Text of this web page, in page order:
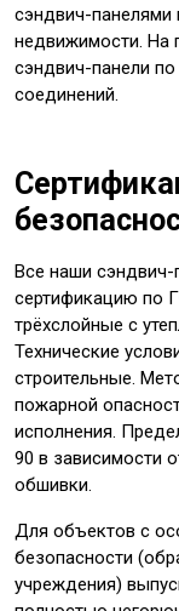
сэндвич-панелями
недвижимости. На
сэндвич-панели
соединений.
Все наши сэндвич-
сертификацию по
трёхслойные с
Технические
строительные.
пожарной
исполнения.
90 в зависимости
обшивки.
Для объектов с
безопасности
учреждения)